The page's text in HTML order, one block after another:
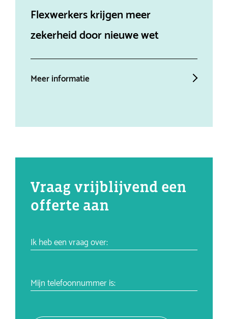
Flexwerkers krijgen meer
zekerheid door nieuwe wet
Meer informatie
Vraag vrijblijvend een
offerte aan
Ik heb een vraag over:
Mijn telefoonnummer is: